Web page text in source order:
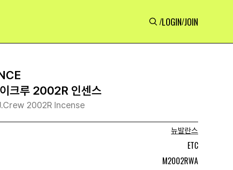
/LOGIN/JOIN
크루 2002R 인센스
2002R Incense
뉴발란스
ETC
M2002RWA